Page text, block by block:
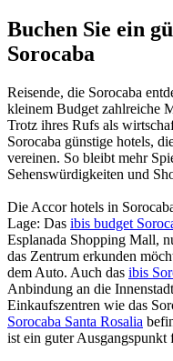
Buchen Sie ein
Sorocaba
Reisende, die Sorocaba
kleinem Budget zahlreiche
Trotz ihres Rufs als
Sorocaba günstige hotels,
vereinen. So bleibt mehr
Sehenswürdigkeiten und
Die Accor hotels in
Lage: Das ibis budget
Esplanada Shopping Mall,
das Zentrum erkunden
dem Auto. Auch das ibis
Anbindung an die
Einkaufszentren wie das
Sorocaba Santa Rosalia
ist ein guter